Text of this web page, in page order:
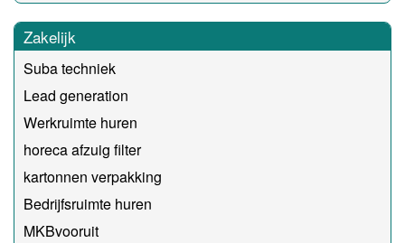
Zakelijk
Suba techniek
Lead generation
Werkruimte huren
horeca afzuig filter
kartonnen verpakking
Bedrijfsruimte huren
MKBvooruit